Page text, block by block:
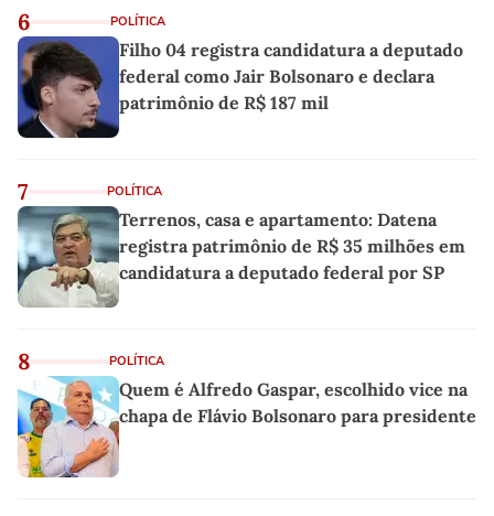
6 POLÍTICA
Filho 04 registra candidatura a deputado
federal como Jair Bolsonaro e declara
patrimônio de R$ 187 mil
7 POLÍTICA
Terrenos, casa e apartamento: Datena
registra patrimônio de R$ 35 milhões em
candidatura a deputado federal por SP
8 POLÍTICA
Quem é Alfredo Gaspar, escolhido vice na
chapa de Flávio Bolsonaro para presidente